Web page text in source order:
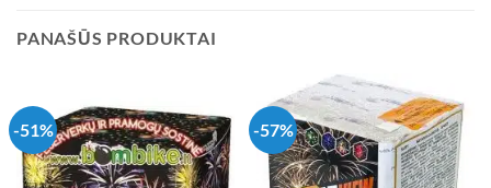
PANAŠŪS PRODUKTAI
-51% -57%